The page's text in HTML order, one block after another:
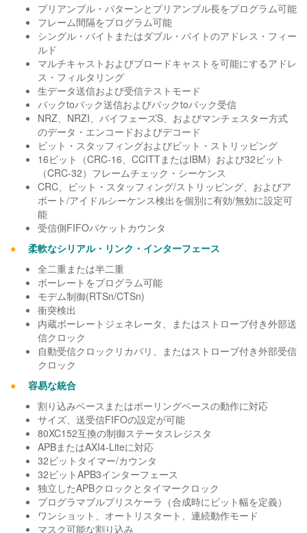
プリアンブル・パターンとプリアンブル長をプログラム可能
フレーム間隔をプログラム可能
シングル・バイトまたはダブル・バイトのアドレス・フィー
ルド
マルチキャストおよびブロードキャストを可能にするアドレ
ス・フィルタリング
生データ送信および受信テストモード
バックtoバック送信およびバックtoバック受信
NRZ、NRZI、バイフェーズS、およびマンチェスター方式
のデータ・エンコードおよびデコード
ビット・スタッフィングおよびビット・ストリッピング
16ビット（CRC-16、CCITTまたはIBM）および32ビット
（CRC-32）フレームチェック・シーケンス
CRC、ビット・スタッフィング/ストリッピング、およびア
ボート/アイドルシーケンス検出を個別に有効/無効に設定可
能
受信側FIFOパケットカウンタ
●
柔軟なシリアル・リンク・インターフェース
全二重または半二重
ボーレートをプログラム可能
モデム制御(RTSn/CTSn)
衝突検出
内蔵ボーレートジェネレータ、またはストローブ付き外部送
信クロック
自動受信クロックリカバリ、またはストローブ付き外部受信
クロック
●
容易な統合
割り込みベースまたはポーリングベースの動作に対応
サイズ、送受信FIFOの設定が可能
80XC152互換の制御ステータスレジスタ
APBまたはAXI4-Liteに対応
32ビットタイマー/カウンタ
32ビットAPB3インターフェース
独立したAPBクロックとタイマークロック
プログラマブルプリスケーラ（合成時にビット幅を定義）
ワンショット、オートリスタート、連続動作モード
マスク可能な割り込み